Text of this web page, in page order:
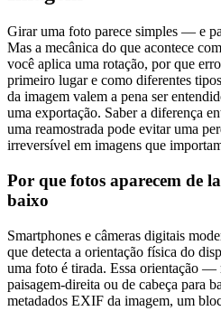
Girar uma foto parece simples — e
Mas a mecânica do que acontece
você aplica uma rotação, por que
primeiro lugar e como diferentes
da imagem valem a pena ser
uma exportação. Saber a diferença
uma reamostrada pode evitar uma
irreversível em imagens que
Por que fotos aparecem de
baixo
Smartphones e câmeras digitais
que detecta a orientação física do
uma foto é tirada. Essa orientação —
paisagem-direita ou de cabeça para
metadados EXIF da imagem, um